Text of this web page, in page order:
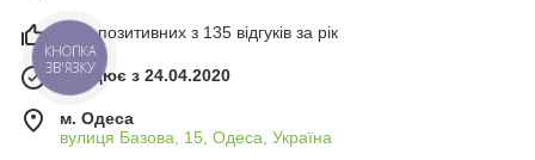
94% позитивних з 135 відгуків за рік
Працює з 24.04.2020
м. Одеса
вулиця Базова, 15, Одеса, Україна
КНОПКА
ЗВ'ЯЗКУ